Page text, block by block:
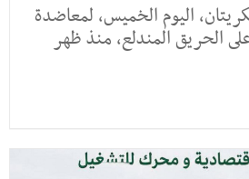
اليوم الخميس، لمعاضدة
الحريق المندلع، منذ ظهر